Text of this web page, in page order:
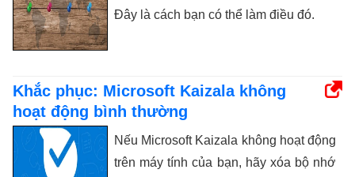
Đây là cách bạn có thể làm điều đó.
Khắc phục: Microsoft Kaizala không
hoạt động bình thường
Nếu Microsoft Kaizala không hoạt động
trên máy tính của bạn, hãy xóa bộ nhớ